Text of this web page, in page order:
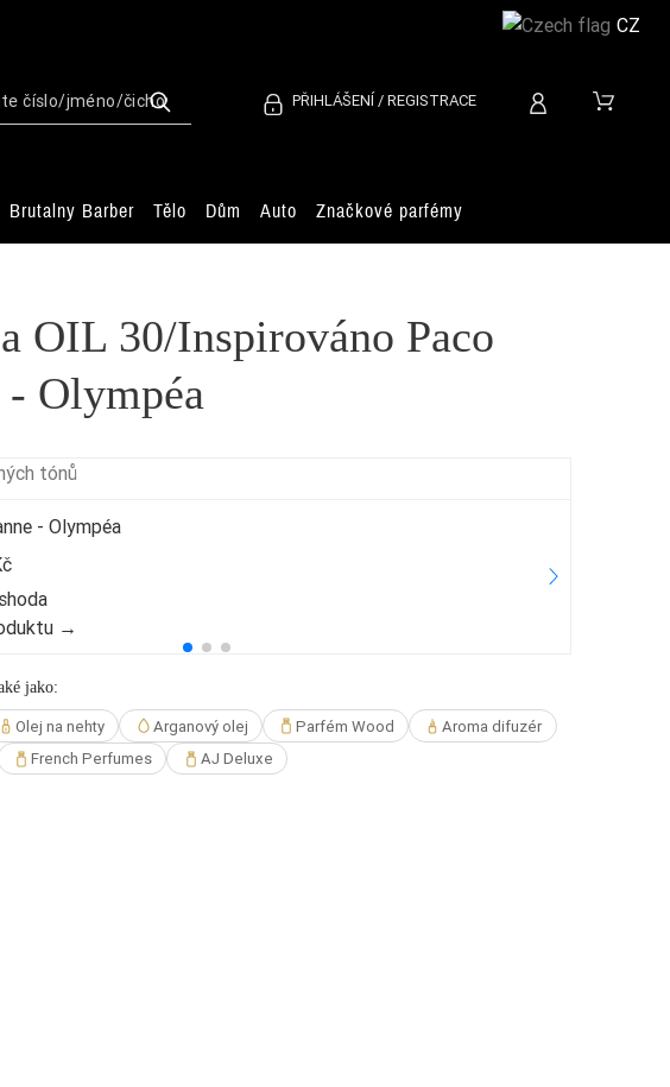
PŘIHLÁŠENÍ / REGISTRACE
Brutalny Barber Tělo Dům Auto Značkové parfémy
OIL 30/Inspirováno Paco
- Olympéa
tónů
- Olympéa
→
jako:
Olej na nehty Arganový olej Parfém Wood
Aroma difuzér
French Perfumes AJ Deluxe
CZ